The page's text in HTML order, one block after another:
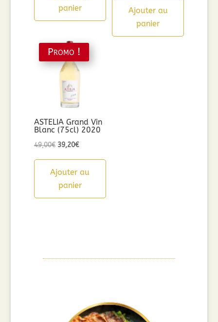
panier
Ajouter au
panier
Promo !
ASTELIA Grand Vin
Blanc (75cl) 2020
49,00€ Le
initial
était :
39,20€Le
actuel
est :
Ajouter au
panier